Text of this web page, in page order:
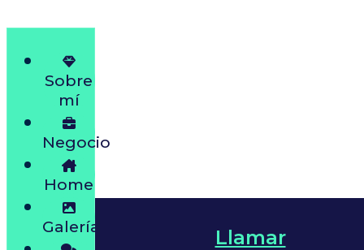
Llamar
Sobre
mí
Negocio
Home
Galería